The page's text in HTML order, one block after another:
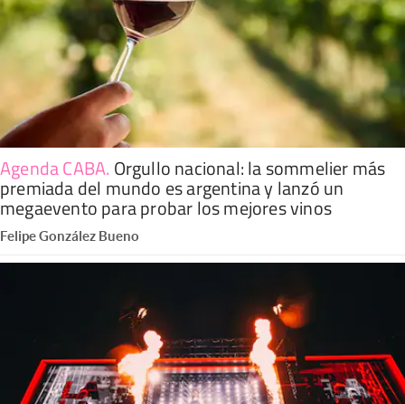
Agenda CABA. Orgullo nacional: la sommelier más
premiada del mundo es argentina y lanzó un
megaevento para probar los mejores vinos
Felipe González Bueno